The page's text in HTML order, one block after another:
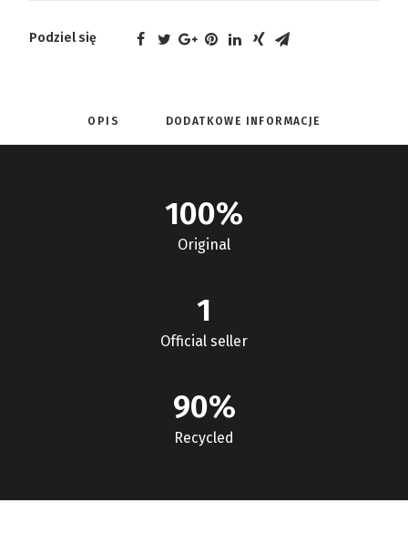
Podziel się
OPIS DODATKOWE INFORMACJE
100%
Original
1
Official seller
90%
Recycled